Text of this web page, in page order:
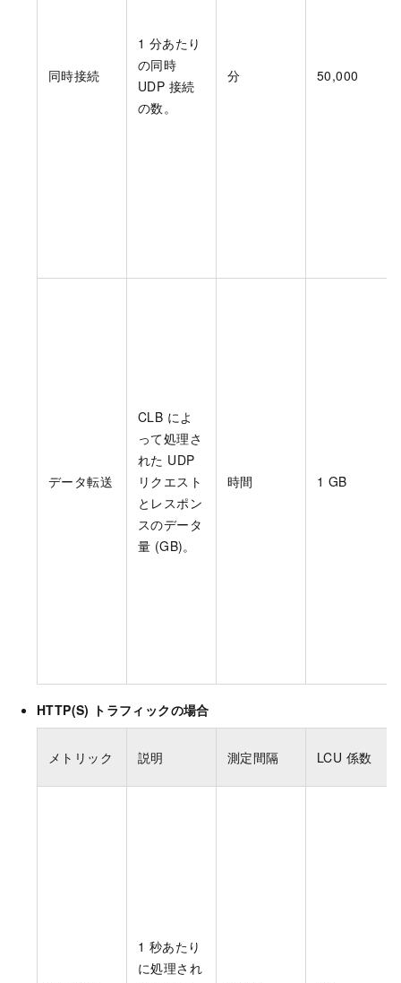
同時接続
1 分あたり
の同時
UDP 接続
の数。
分 50,000
データ転送
CLB によ
って処理さ
れた UDP
リクエスト
とレスポン
スのデータ
量 (GB)。
時間 1 GB
HTTP(S) トラフィックの場合
メトリック 説明 測定間隔 LCU 係数
1 秒あたり
に処理され